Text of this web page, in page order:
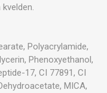
Polyacrylamide,
Phenoxyethanol,
17, CI 77891, CI
MICA,